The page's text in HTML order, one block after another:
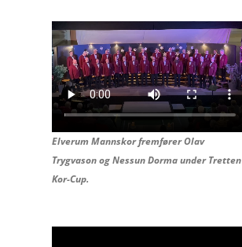
Elverum Mannskor fremfører Olav
Trygvason ogNessun Dorma under Tretten
Kor-Cup.